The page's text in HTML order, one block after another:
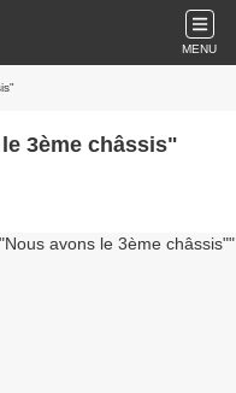
MENU
3ème châssis"